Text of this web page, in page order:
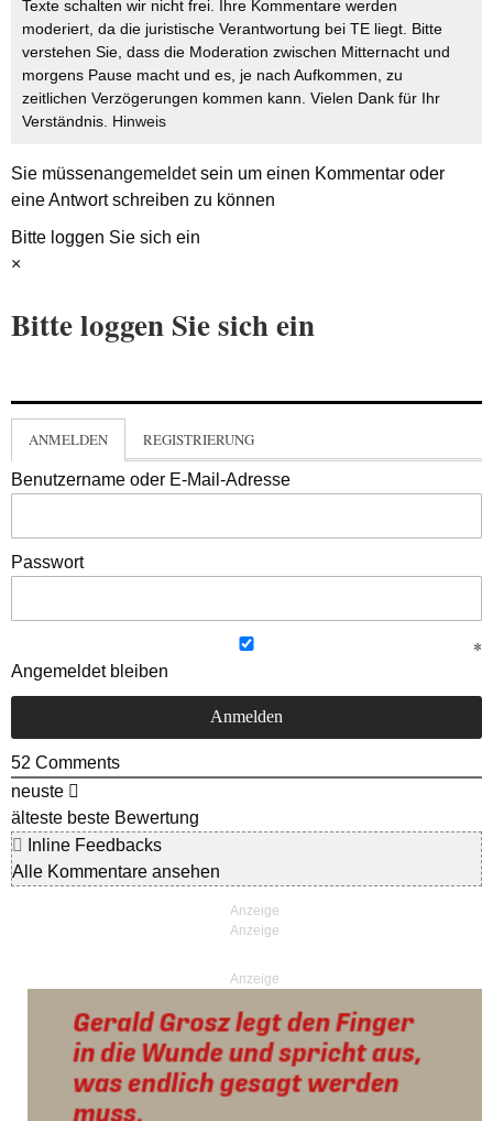
Texte schalten wir nicht frei. Ihre Kommentare werden
moderiert, da die juristische Verantwortung bei TE liegt. Bitte
verstehen Sie, dass die Moderation zwischen Mitternacht und
morgens Pause macht und es, je nach Aufkommen, zu
zeitlichen Verzögerungen kommen kann. Vielen Dank für Ihr
Verständnis. Hinweis
Sie müssenangemeldetsein um einen Kommentar oder
eine Antwort schreiben zu können
Bitte loggen Sie sich ein
×
Bitte loggen Sie sich ein
ANMELDEN REGISTRIERUNG
Benutzername oder E-Mail-Adresse
Passwort
Angemeldet bleiben
52 Comments
neuste
älteste beste Bewertung
Inline Feedbacks
Alle Kommentare ansehen
Anzeige